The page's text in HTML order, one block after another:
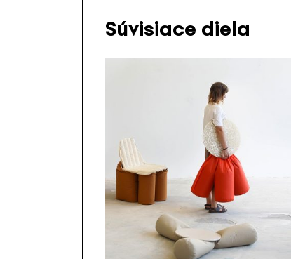
Súvisiace diela